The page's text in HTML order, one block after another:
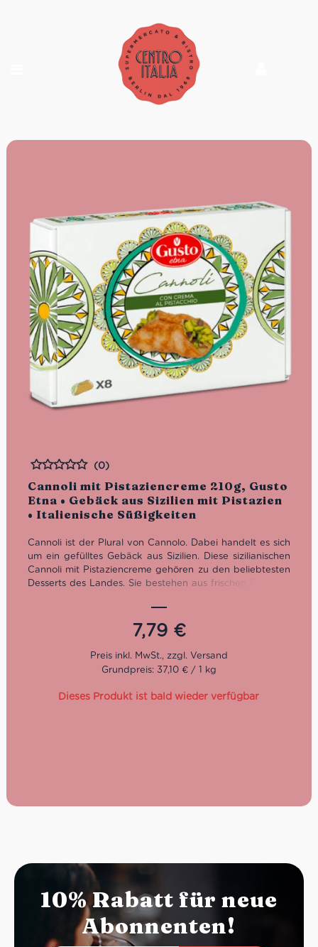
Cannoli mit Pistaziencreme 210g, Gusto
Etna • Gebäck aus Sizilien mit Pistazien
• Italienische Süßigkeiten
Bewertet
(0)
Cannoli ist der Plural von Cannolo. Dabei handelt es sich
um ein gefülltes Gebäck aus Sizilien. Diese sizilianischen
Cannoli mit Pistaziencreme gehören zu den beliebtesten
Desserts des Landes. Sie bestehen aus frischen Pistazien
auf der Oberseite, welches das Dessert nicht nur visuell,
sondern auch geschmacklich bereichert.
7,79 €
Grundpreis: 37,10 € / 1 kg
Dieses Produkt ist bald wieder verfügbar
10% Rabatt für neue
Abonnenten!